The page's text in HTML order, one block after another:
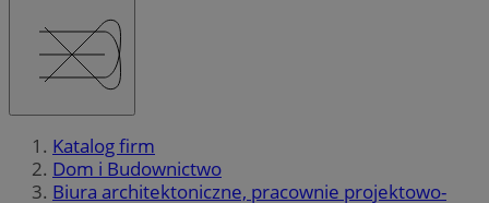
Katalog firm
Dom i Budownictwo
Biura architektoniczne, pracownie projektowo-